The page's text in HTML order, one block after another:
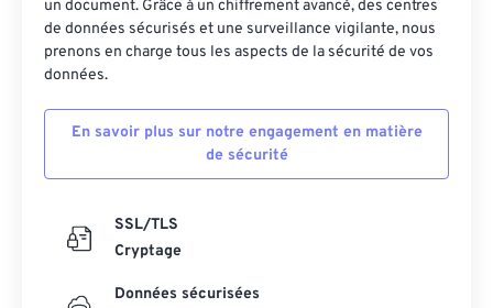
un document. Grâce à un chiffrement avancé, des centres
de données sécurisés et une surveillance vigilante, nous
prenons en charge tous les aspects de la sécurité de vos
données.
En savoir plus sur notre engagement en matière
de sécurité
SSL/TLS
Cryptage
Données sécurisées